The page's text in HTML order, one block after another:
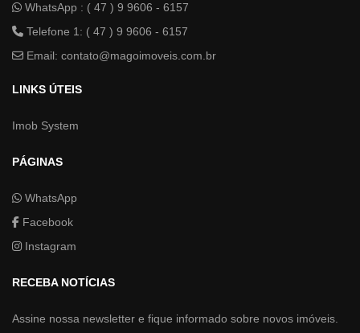
WhatsApp : ( 47 ) 9 9606 - 6157
Telefone 1: ( 47 ) 9 9606 - 6157
Email: contato@magoimoveis.com.br
LINKS ÚTEIS
Imob System
PÁGINAS
WhatsApp
Facebook
Instagram
RECEBA NOTÍCIAS
Assine nossa newsletter e fique informado sobre novos imóveis.